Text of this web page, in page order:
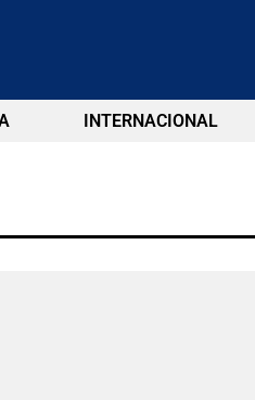
INTERNACIONAL